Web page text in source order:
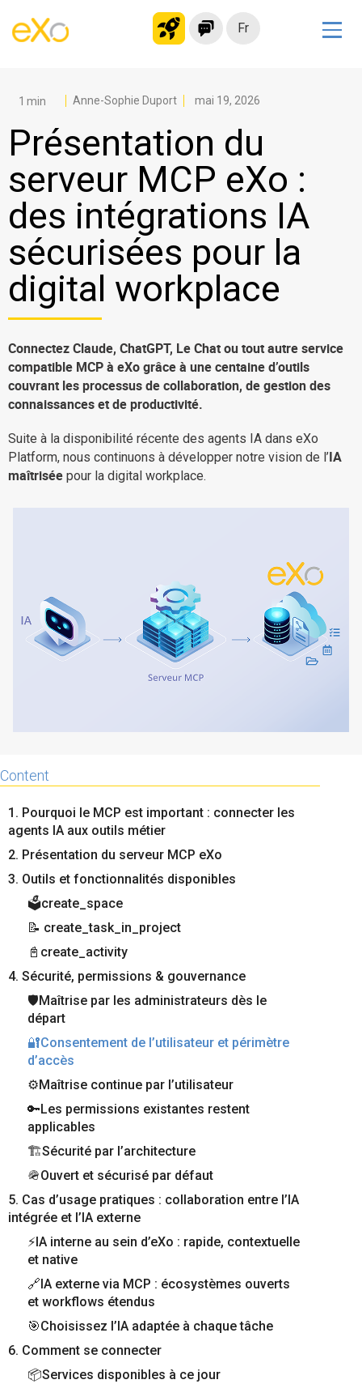
Fr
Intranet moderne
Plateforme collaborative
Réseau social
Hub de connaissances
Portail d’applications
Microsoft 365
Migrer vers eXo Platform
Produit
La Plateforme
Pourquoi eXo
Internationalisation
Mobile
Sécurité
Open source
Offre Professionnelle
Essayez eXo
Anne-Sophie Duport mai 19, 2026
Présentation du
serveur MCP eXo :
des intégrations IA
sécurisées pour la
digital workplace
Connectez Claude, ChatGPT, Le Chat ou tout autre service
compatible MCP à eXo grâce à une centaine d’outils
couvrant les processus de collaboration, de gestion des
connaissances et de productivité.
Suite à la disponibilité récente des agents IA dans eXo
Platform, nous continuons à développer notre vision de l’IA
maîtrisée pour la digital workplace.
Content
1. Pourquoi le MCP est important : connecter les
agents IA aux outils métier
2. Présentation du serveur MCP eXo
3. Outils et fonctionnalités disponibles
🗳️create_space
📝 create_task_in_project
📓create_activity
4. Sécurité, permissions & gouvernance
🛡️Maîtrise par les administrateurs dès le
départ
🔐Consentement de l’utilisateur et périmètre
d’accès
⚙️Maîtrise continue par l’utilisateur
🔑Les permissions existantes restent
applicables
🏗️Sécurité par l’architecture
🪖Ouvert et sécurisé par défaut
5. Cas d’usage pratiques : collaboration entre l’IA
intégrée et l’IA externe
⚡IA interne au sein d’eXo : rapide, contextuelle
et native
🔗IA externe via MCP : écosystèmes ouverts
et workflows étendus
🎯Choisissez l’IA adaptée à chaque tâche
6. Comment se connecter
📦Services disponibles à ce jour